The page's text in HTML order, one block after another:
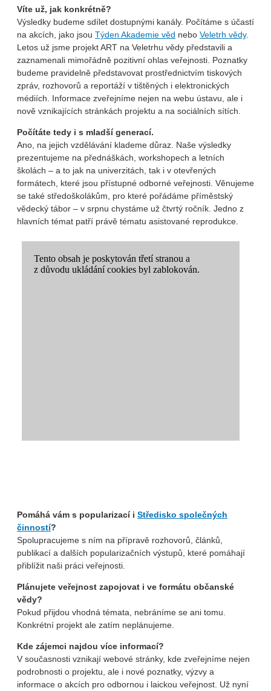
Víte už, jak konkrétně?
Výsledky budeme sdílet dostupnými kanály. Počítáme s účastí
na akcích, jako jsou Týden Akademie věd nebo Veletrh vědy.
Letos už jsme projekt ART na Veletrhu vědy představili a
zaznamenali mimořádně pozitivní ohlas veřejnosti. Poznatky
budeme pravidelně představovat prostřednictvím tiskových
zpráv, rozhovorů a reportáží v tištěných i elektronických
médiích. Informace zveřejníme nejen na webu ústavu, ale i
nově vznikajících stránkách projektu a na sociálních sítích.
Počítáte tedy i s mladší generací.
Ano, na jejich vzdělávání klademe důraz. Naše výsledky
prezentujeme na přednáškách, workshopech a letních
školách – a to jak na univerzitách, tak i v otevřených
formátech, které jsou přístupné odborné veřejnosti. Věnujeme
se také středoškolákům, pro které pořádáme příměstský
vědecký tábor – v srpnu chystáme už čtvrtý ročník. Jedno z
hlavních témat patří právě tématu asistované reprodukce.
Pomáhá vám s popularizací i Středisko společných
činností?
Spolupracujeme s ním na přípravě rozhovorů, článků,
publikací a dalších popularizačních výstupů, které pomáhají
přiblížit naši práci veřejnosti.
Plánujete veřejnost zapojovat i ve formátu občanské
vědy?
Pokud přijdou vhodná témata, nebráníme se ani tomu.
Konkrétní projekt ale zatím neplánujeme.
Kde zájemci najdou více informací?
V současnosti vznikají webové stránky, kde zveřejníme nejen
podrobnosti o projektu, ale i nové poznatky, výzvy a
informace o akcích pro odbornou i laickou veřejnost. Už nyní